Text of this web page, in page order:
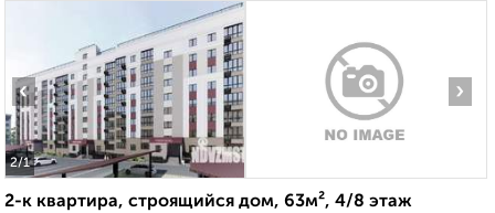
2/1
‹ ›
2-к квартира, строящийся дом, 63м², 4/8 этаж